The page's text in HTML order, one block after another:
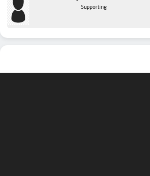
Supporting